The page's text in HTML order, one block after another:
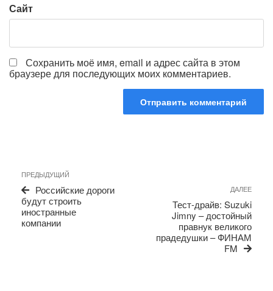
Сайт
Сохранить моё имя, email и адрес сайта в этом
браузере для последующих моих комментариев.
по
записям
Предыдущая
запись
ПРЕДЫДУЩИЙ
Российские дороги
будут строить
иностранные
компании
ДАЛЕЕ
Тест-драйв: Suzuki
Jimny – достойный
правнук великого
прадедушки – ФИНАМ
FM